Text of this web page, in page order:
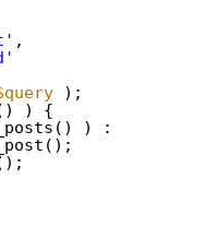
,
);
) {
) :